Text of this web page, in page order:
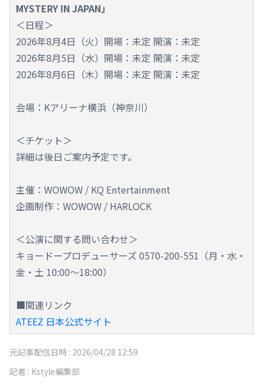
MYSTERY IN JAPAN」
＜日程＞
2026年8月4日（火）開場：未定 開演：未定
2026年8月5日（水）開場：未定 開演：未定
2026年8月6日（木）開場：未定 開演：未定
会場：Kアリーナ横浜（神奈川）
＜チケット＞
詳細は後日ご案内予定です。
主催：WOWOW / KQ Entertainment
企画制作：WOWOW / HARLOCK
＜公演に関する問い合わせ＞
キョードープロデューサーズ 0570-200-551（月・水・
金・土 10:00～18:00）
■関連リンク
ATEEZ 日本公式サイト
元記事配信日時 : 2026/04/28 12:59
記者 : Kstyle編集部